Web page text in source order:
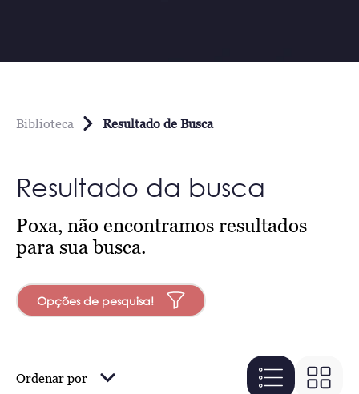
Biblioteca Resultado de Busca
Resultado da busca
Poxa, não encontramos resultados
para sua busca.
Opções de pesquisa!
Ordenar por